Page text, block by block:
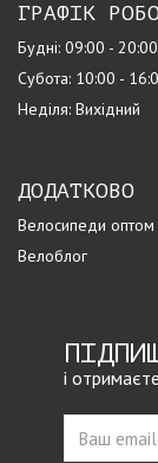
ГРАФІК
Будні: 09:00 - 20:00
Субота: 10:00 -
Неділя: Вихідний
ДОДАТКОВО
Велосипеди оптом
Велоблог
і